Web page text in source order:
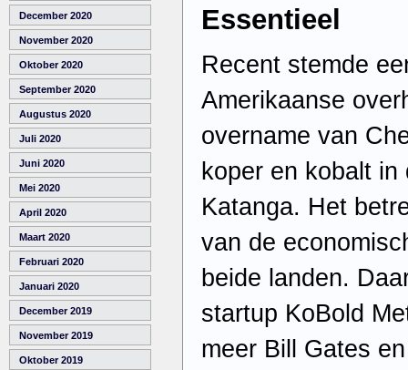
December 2020
November 2020
Oktober 2020
September 2020
Augustus 2020
Juli 2020
Juni 2020
Mei 2020
April 2020
Maart 2020
Februari 2020
Januari 2020
December 2019
November 2019
Oktober 2019
Essentieel
Recent stemde
Amerikaanse
overname van
koper en kobalt
Katanga. Het
van de
beide landen.
startup KoBold
meer Bill Gates